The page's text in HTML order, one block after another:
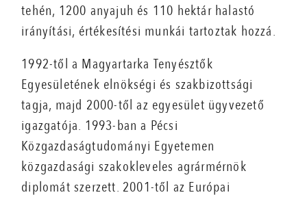
tehén, 1200 anyajuh és 110 hektár halastó
irányítási, értékesítési munkái tartoztak hozzá.
1992-től a Magyartarka Tenyésztők
Egyesületének elnökségi és szakbizottsági
tagja, majd 2000-től az egyesület ügyvezető
igazgatója. 1993-ban a Pécsi
Közgazdaságtudományi Egyetemen
közgazdasági szakokleveles agrármérnök
diplomát szerzett. 2001-től az Európai